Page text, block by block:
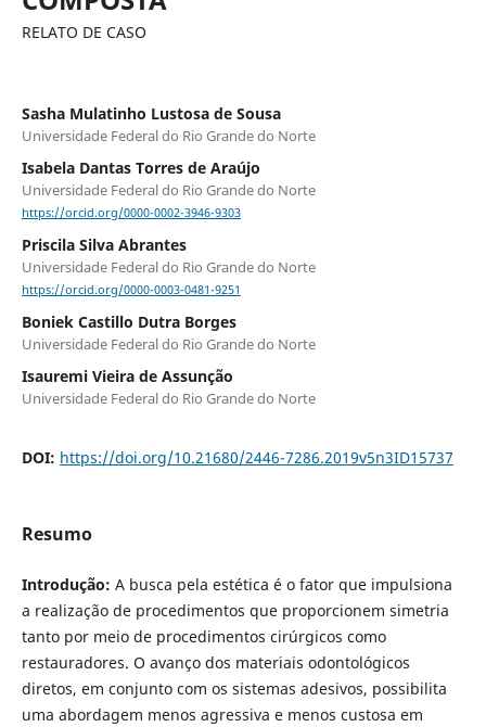
RELATO DE CASO
Sasha Mulatinho Lustosa de Sousa
Universidade Federal do Rio Grande do Norte
Isabela Dantas Torres de Araújo
Universidade Federal do Rio Grande do Norte
https://orcid.org/0000-0002-3946-9303
Priscila Silva Abrantes
Universidade Federal do Rio Grande do Norte
https://orcid.org/0000-0003-0481-9251
Boniek Castillo Dutra Borges
Universidade Federal do Rio Grande do Norte
Isauremi Vieira de Assunção
Universidade Federal do Rio Grande do Norte
DOI: https://doi.org/10.21680/2446-7286.2019v5n3ID15737
Resumo
Introdução: A busca pela estética é o fator que impulsiona
a realização de procedimentos que proporcionem simetria
tanto por meio de procedimentos cirúrgicos como
restauradores. O avanço dos materiais odontológicos
diretos, em conjunto com os sistemas adesivos, possibilita
uma abordagem menos agressiva e menos custosa em